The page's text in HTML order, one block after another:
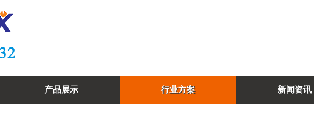
产品展示 行业方案 新闻资讯